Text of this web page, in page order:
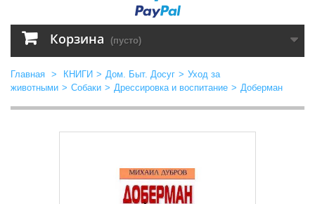
Корзина (пусто)
Главная > КНИГИ > Дом. Быт. Досуг > Уход за
животными > Собаки > Дрессировка и воспитание > Доберман